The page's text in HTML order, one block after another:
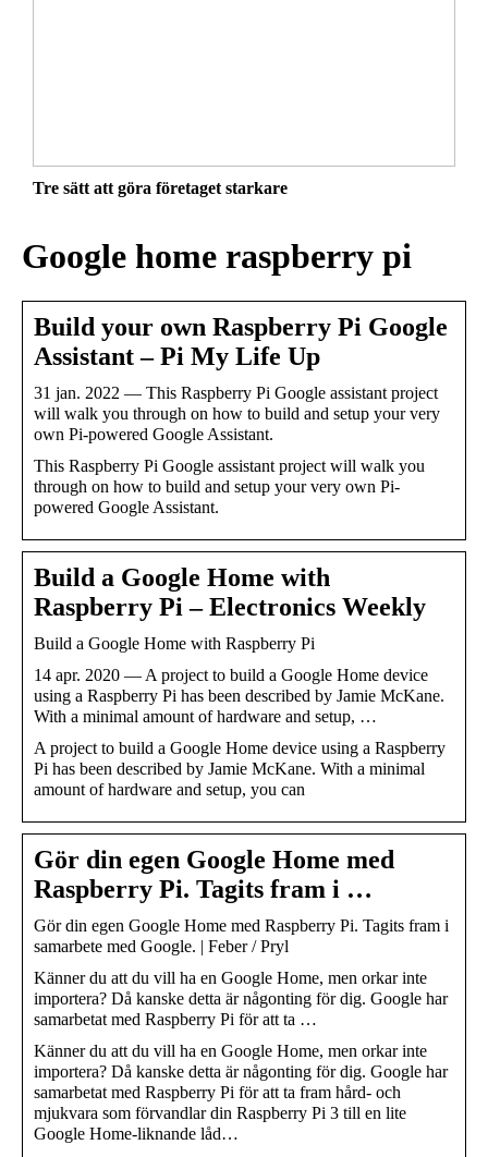
Tre sätt att göra företaget starkare
Google home raspberry pi
Build your own Raspberry Pi Google
Assistant – Pi My Life Up
31 jan. 2022 — This Raspberry Pi Google assistant project
will walk you through on how to build and setup your very
own Pi-powered Google Assistant.
This Raspberry Pi Google assistant project will walk you
through on how to build and setup your very own Pi-
powered Google Assistant.
Build a Google Home with
Raspberry Pi – Electronics Weekly
Build a Google Home with Raspberry Pi
14 apr. 2020 — A project to build a Google Home device
using a Raspberry Pi has been described by Jamie McKane.
With a minimal amount of hardware and setup, …
A project to build a Google Home device using a Raspberry
Pi has been described by Jamie McKane. With a minimal
amount of hardware and setup, you can
Gör din egen Google Home med
Raspberry Pi. Tagits fram i …
Gör din egen Google Home med Raspberry Pi. Tagits fram i
samarbete med Google. | Feber / Pryl
Känner du att du vill ha en Google Home, men orkar inte
importera? Då kanske detta är någonting för dig. Google har
samarbetat med Raspberry Pi för att ta …
Känner du att du vill ha en Google Home, men orkar inte
importera? Då kanske detta är någonting för dig. Google har
samarbetat med Raspberry Pi för att ta fram hård- och
mjukvara som förvandlar din Raspberry Pi 3 till en lite
Google Home-liknande låd…